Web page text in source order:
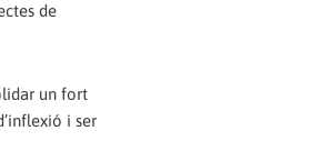
de
un fort
i ser